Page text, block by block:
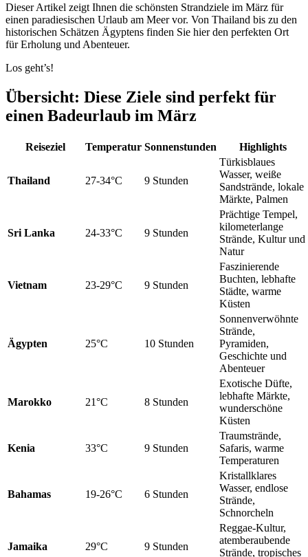
Dieser Artikel zeigt Ihnen die schönsten Strandziele im März für
einen paradiesischen Urlaub am Meer vor. Von Thailand bis zu den
historischen Schätzen Ägyptens finden Sie hier den perfekten Ort
für Erholung und Abenteuer.
Los geht’s!
Übersicht: Diese Ziele sind perfekt für
einen Badeurlaub im März
Reiseziel Temperatur Sonnenstunden Highlights
Thailand 27-34°C 9 Stunden
Türkisblaues
Wasser, weiße
Sandstrände, lokale
Märkte, Palmen
Sri Lanka 24-33°C 9 Stunden
Prächtige Tempel,
kilometerlange
Strände, Kultur und
Natur
Vietnam 23-29°C 9 Stunden
Faszinierende
Buchten, lebhafte
Städte, warme
Küsten
Ägypten 25°C 10 Stunden
Sonnenverwöhnte
Strände,
Pyramiden,
Geschichte und
Abenteuer
Marokko 21°C 8 Stunden
Exotische Düfte,
lebhafte Märkte,
wunderschöne
Küsten
Kenia 33°C 9 Stunden
Traumstrände,
Safaris, warme
Temperaturen
Bahamas 19-26°C 6 Stunden
Kristallklares
Wasser, endlose
Strände,
Schnorcheln
Jamaika 29°C 9 Stunden
Reggae-Kultur,
atemberaubende
Strände, tropisches